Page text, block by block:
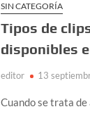
SIN CATEGORÍA
Tipos de
disponibles
editor 13
Cuando se trata